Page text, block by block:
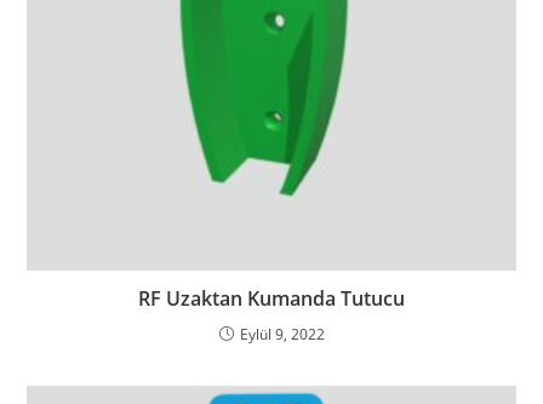
RF Uzaktan Kumanda Tutucu
Eylül 9, 2022